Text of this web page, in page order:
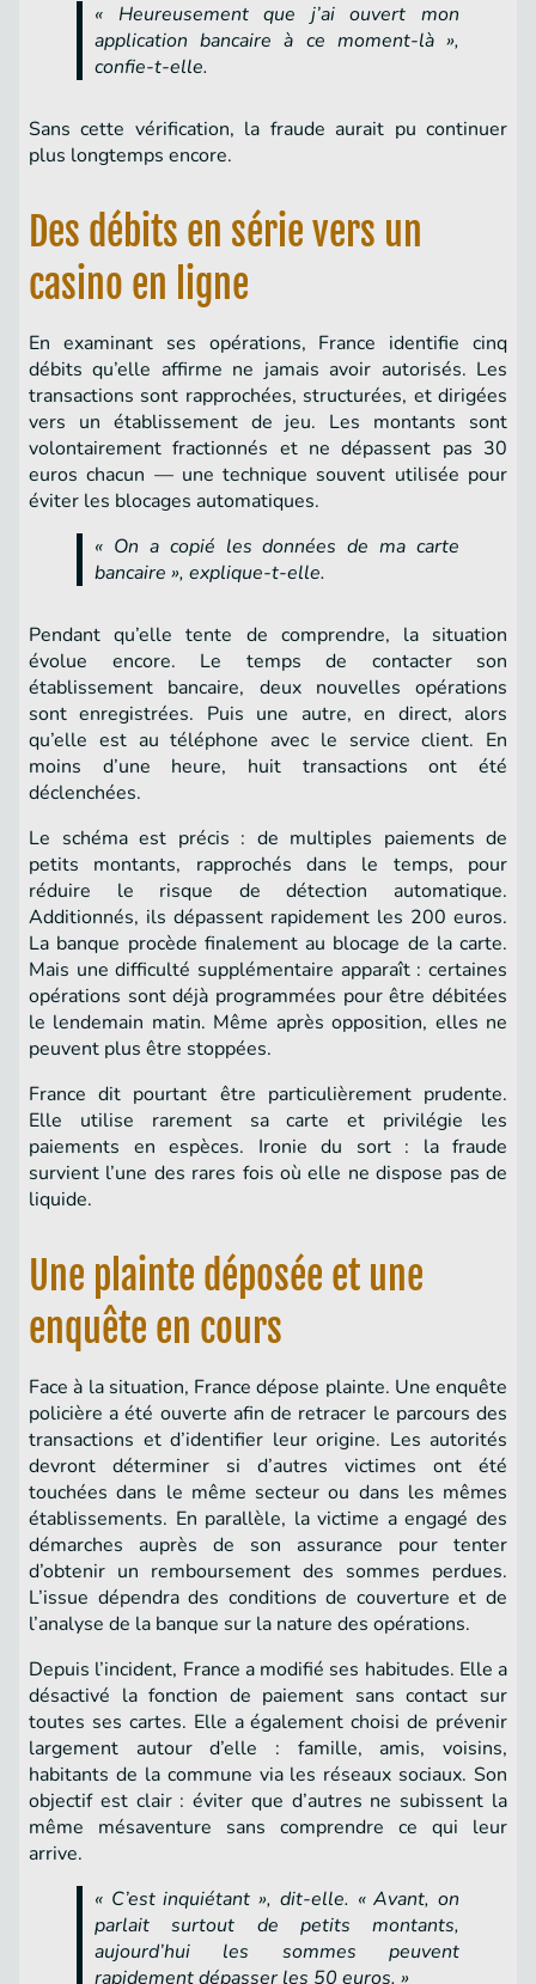
« Heureusement que j’ai ouvert mon
application bancaire à ce moment-là »,
confie-t-elle.
Sans cette vérification, la fraude aurait pu continuer
plus longtemps encore.
Des débits en série vers un
casino en ligne
En examinant ses opérations, France identifie cinq
débits qu’elle affirme ne jamais avoir autorisés. Les
transactions sont rapprochées, structurées, et dirigées
vers un établissement de jeu. Les montants sont
volontairement fractionnés et ne dépassent pas 30
euros chacun — une technique souvent utilisée pour
éviter les blocages automatiques.
« On a copié les données de ma carte
bancaire », explique-t-elle.
Pendant qu’elle tente de comprendre, la situation
évolue encore. Le temps de contacter son
établissement bancaire, deux nouvelles opérations
sont enregistrées. Puis une autre, en direct, alors
qu’elle est au téléphone avec le service client. En
moins d’une heure, huit transactions ont été
déclenchées.
Le schéma est précis : de multiples paiements de
petits montants, rapprochés dans le temps, pour
réduire le risque de détection automatique.
Additionnés, ils dépassent rapidement les 200 euros.
La banque procède finalement au blocage de la carte.
Mais une difficulté supplémentaire apparaît : certaines
opérations sont déjà programmées pour être débitées
le lendemain matin. Même après opposition, elles ne
peuvent plus être stoppées.
France dit pourtant être particulièrement prudente.
Elle utilise rarement sa carte et privilégie les
paiements en espèces. Ironie du sort : la fraude
survient l’une des rares fois où elle ne dispose pas de
liquide.
Une plainte déposée et une
enquête en cours
Face à la situation, France dépose plainte. Une enquête
policière a été ouverte afin de retracer le parcours des
transactions et d’identifier leur origine. Les autorités
devront déterminer si d’autres victimes ont été
touchées dans le même secteur ou dans les mêmes
établissements. En parallèle, la victime a engagé des
démarches auprès de son assurance pour tenter
d’obtenir un remboursement des sommes perdues.
L’issue dépendra des conditions de couverture et de
l’analyse de la banque sur la nature des opérations.
Depuis l’incident, France a modifié ses habitudes. Elle a
désactivé la fonction de paiement sans contact sur
toutes ses cartes. Elle a également choisi de prévenir
largement autour d’elle : famille, amis, voisins,
habitants de la commune via les réseaux sociaux. Son
objectif est clair : éviter que d’autres ne subissent la
même mésaventure sans comprendre ce qui leur
arrive.
« C’est inquiétant », dit-elle. « Avant, on
parlait surtout de petits montants,
aujourd’hui les sommes peuvent
rapidement dépasser les 50 euros. »